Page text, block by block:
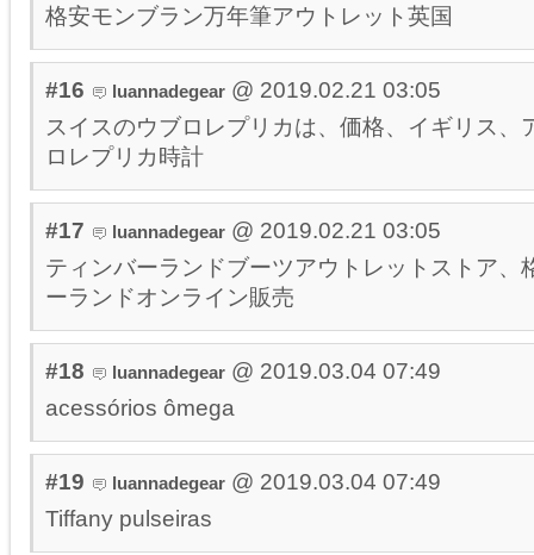
格安モンブラン万年筆アウトレット英国
#16 luannadegear @ 2019.02.21 03:05
スイスのウブロレプリカは、価格、イギリス、
ロレプリカ時計
#17 luannadegear @ 2019.02.21 03:05
ティンバーランドブーツアウトレットストア、
ーランドオンライン販売
#18 luannadegear @ 2019.03.04 07:49
acessórios ômega
#19 luannadegear @ 2019.03.04 07:49
Tiffany pulseiras